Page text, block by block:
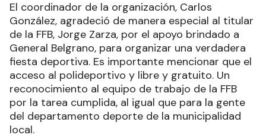
El coordinador de la organización, Carlos
González, agradeció de manera especial al titular
de la FFB, Jorge Zarza, por el apoyo brindado a
General Belgrano, para organizar una verdadera
fiesta deportiva. Es importante mencionar que el
acceso al polideportivo y libre y gratuito. Un
reconocimiento al equipo de trabajo de la FFB
por la tarea cumplida, al igual que para la gente
del departamento deporte de la municipalidad
local.